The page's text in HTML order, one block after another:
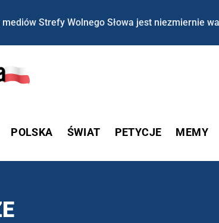
Strefy Wolnego Słowa jest niezmiernie
POLSKA ŚWIAT PETYCJE MEMY